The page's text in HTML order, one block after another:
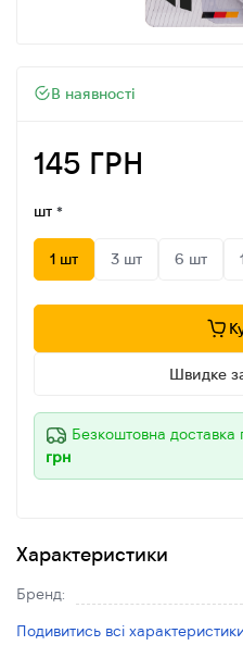
В наявності
145 ГРН
шт
1 шт 3 шт 6 шт
Швидке
Безкоштовна доставка
грн
Характеристики
Бренд:
Подивитись всі